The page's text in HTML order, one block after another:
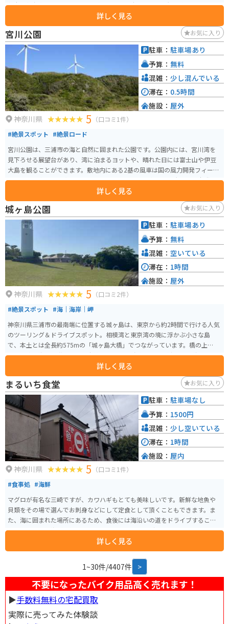
魅力。灯台内部には入れませんが、周辺から十分にその景観を楽しめます。
灯台脇の遊歩道を下ると透明度の高い岩礁地帯が広がり、磯遊びや潮だまり
の生物観察も可能。観光地化されすぎていないため、自然のままの静かな雰
囲気も魅力です。 アクセスはやや不便で、駐車場から少し歩く必要がありま
す。道中には三浦キャベツや大根の畑が広がり、のどかな風景も楽しめます。
バイクでは海沿いや畑道のツーリングが気持ちよいですが、道幅の狭い区間
もあるため注意が必要です。
詳しく見る
宮川公園 お気に入り
神奈川県 5 （口コミ1件）
#絶景スポット #絶景ロード
宮川公園は、三浦市の海と自然に囲まれた公園です。公園内には、宮川湾を
見下ろせる展望台があり、湾に泊まるヨットや、晴れた日には富士山や伊豆
大島を観ることができます。敷地内にある2基の風車は国の風力開発フィール
ド・テスト事業の研究として設置されたもので、園内には、大きな風力発電
のファンが2つあるのが特徴です。トイレや水飲み場もあるので、休憩場所と
しても最適です。
詳しく見る
駐車： 駐車場あり
予算： 無料
混雑： 少し混んでいる
滞在： 0.5時間
施設： 屋外
城ヶ島公園 お気に入り
神奈川県 5 （口コミ2件）
#絶景スポット #海｜海岸｜岬
神奈川県三浦市の最南端に位置する城ヶ島は、東京から約2時間で行ける人気
のツーリング＆ドライブスポット。相模湾と東京湾の境に浮かぶ小さな島
で、本土とは全長約575mの「城ヶ島大橋」でつながっています。橋の上から
眺める青い海と漁港の風景は爽快そのもの。 島内は信号が少なく、海沿いを
ゆったり流せるルートが中心。特に南岸の「馬の背洞門」周辺では、断崖と
波が生み出す迫力ある景観が見どころです。 「城ヶ島公園」には芝生広場が
広がり、奥には展望台も。海を眺めながらのんびり過ごせ、テイクアウトラ
ンチにもぴったりです。遊具はありませんが、開放的な海辺の空気を感じな
がらくつろげます。 アクセスは京急「三崎口駅」から車・バイクで約20分。
道中では「城ヶ島大橋」からの眺めが美しく、走るだけでも気持ちの良いル
ートです。島内には複数の駐車場があり、休日でも比較的停めやすいのも魅
力。ただし、ゴールデンウィークなどの連休は家族連れで混み合うため、一
人でのんびりしたい人は平日や時期をずらすのがおすすめです。 近隣の三崎
漁港では、新鮮なマグロ丼や海鮮定食が楽しめます。人気の「しぶき亭」や
「かねあ」では地元漁師直送の魚介を堪能でき、ツーリング途中のランチに
コースもおすすめです。 海と風を感じながらゆったり過ごせる、神奈川屈指
のリラックス＆絶景スポットです。
詳しく見る
駐車： 駐車場あり
予算： 無料
混雑： 空いている
滞在： 1時間
施設： 屋外
まるいち食堂 お気に入り
神奈川県 5 （口コミ1件）
#食事処 #海鮮
マグロが有名な三崎ですが、カワハギもとても美味しいです。新鮮な地魚や
貝類をその場で選んでお刺身などにして定食として頂くこともできます。ま
た、海に囲まれた場所にあるため、食後には海沿いの道をドライブすること
もできますし、海が一望できるスポットと多いためデートにもオススメで
詳しく見る
駐車： 駐車場なし
予算： 1500円
混雑： 少し空いている
滞在： 1時間
施設： 屋内
1~30件/4407件 >
不要になったバイク用品高く売れます！
▶︎手数料無料の宅配買取
実際に売ってみた体験談